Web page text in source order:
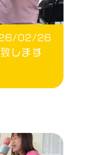
02/26
します